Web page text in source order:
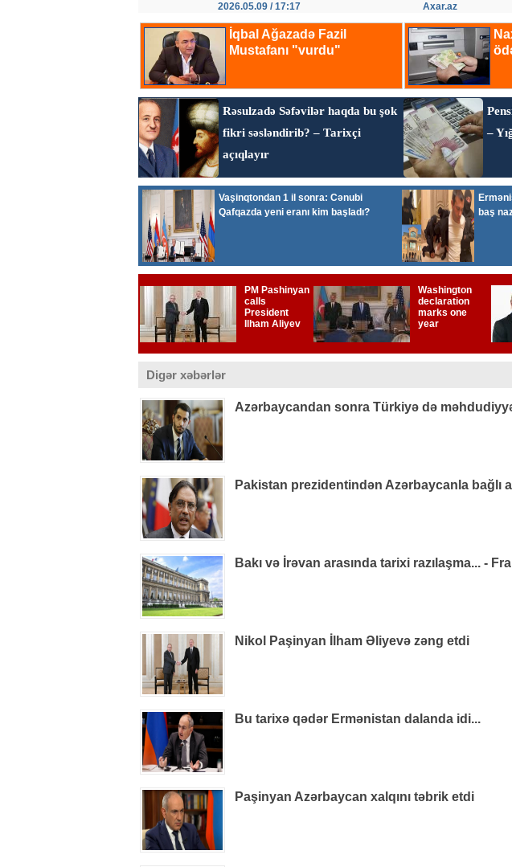
2026.05.09 / 17:17 Axar.az
Digər xəbərlər
Azərbaycandan sonra Türkiyə də
Pakistan prezidentindən Azərbaycanla bağlı
Bakı və İrəvan arasında tarixi razılaşma... -
Nikol Paşinyan İlham Əliyevə zəng etdi
Bu tarixə qədər Ermənistan dalanda idi...
Paşinyan Azərbaycan xalqını təbrik etdi